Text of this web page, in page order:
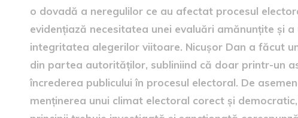
o dovadă a neregulilor ce au afectat procesul
evidențiază necesitatea unei evaluări amănunțite și
integritatea alegerilor viitoare. Nicușor Dan a făcut
din partea autorităților, subliniind că doar printr-un
încrederea publicului în procesul electoral. De
menținerea unui climat electoral corect și